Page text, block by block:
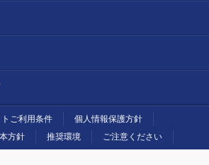
ご利用条件
個人情報保護方針
方針
推奨環境 ご注意ください